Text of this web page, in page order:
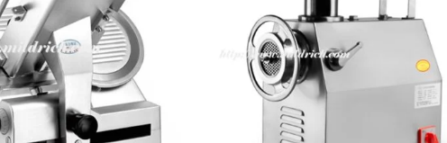
მასში თავისუფლად და კომფორტულად გაირეცხოს დიდი
უკანა მხარეს არსებული მაღალი მეტალის ბორტი
სამუშაო ზონის სისუფთავეს.